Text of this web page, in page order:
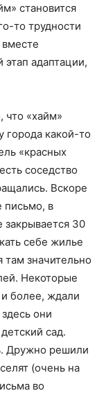
становится
то трудности
адаптации,
что «хайм»
города какой-то
«красных
соседство
Вскоре
письмо, в
30
себе жилье
там значительно
Некоторые
более, ждали
они
сад.
Дружно решили
(очень на
во